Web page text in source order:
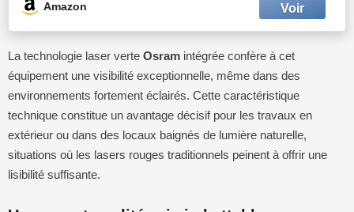
Amazon
La technologie laser verte Osram intégrée confère à cet
équipement une visibilité exceptionnelle, même dans des
environnements fortement éclairés. Cette caractéristique
technique constitue un avantage décisif pour les travaux en
extérieur ou dans des locaux baignés de lumière naturelle,
situations où les lasers rouges traditionnels peinent à offrir une
lisibilité suffisante.